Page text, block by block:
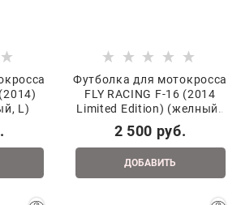
L)
Футболка для мотокросса
FLY RACING F-16 (2014
Limited Edition) (желный/
синий/черный, S)
2 500 руб.
ДОБАВИТЬ